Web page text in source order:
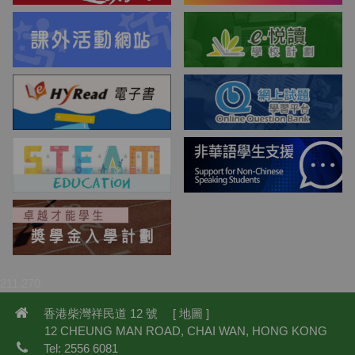
香港柴灣祥民道 12 號 [ 地圖]
12 CHEUNG MAN ROAD, CHAI WAN, HONG KONG
Tel: 2556 6081